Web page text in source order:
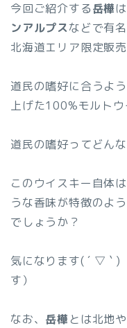
今回ご紹介する岳樺は
ンアルプスなどで有
北海道エリア限定販
道民の嗜好に合うよ
上げた100%モルト
道民の嗜好ってどん
このウイスキー自体
うな香味が特徴のよ
でしょうか？
気になります( ´ ▽ ` )
す）
なお、 岳樺とは北地